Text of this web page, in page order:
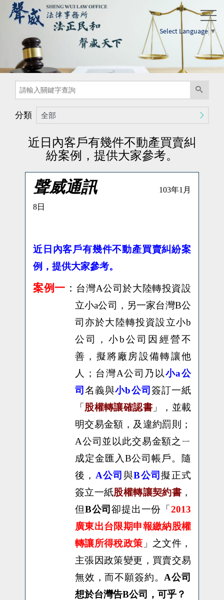
Select Language ▼
分類 全部
近日內客戶有幾件不動產買賣糾
紛案例，提供大家參考。
聲威通訊 103年1 月
8日
近日內客戶有幾件不動產買賣糾紛案
例，提供大家參考。
案例一 ： 台灣A公司於大陸轉投資設
立小a公司，另一家台灣B公
司亦於大陸轉投資設立小b
公司，小b公司因經營不
善，擬將廠房設備轉讓他
人；台灣A公司乃以小a公
司名義與小b公司 簽訂一紙
「 股權轉讓確認書」，並載
明交易金額，及違約罰則；
A公司並以此交易金額之ㄧ
成定金匯入 B公司帳戶。隨
後， A公司 與B公司擬正式
簽立一紙股權轉讓契約書 ，
但B公司卻提出一份「2013
廣東出台限期申報繳納股權
轉讓所得稅政策 」之文件，
主張因政策變更，買賣交易
無效，而不願簽約。 A公司
想於台灣告B公司，可乎？